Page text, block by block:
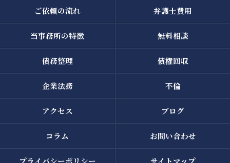
ご依頼の流れ 弁護士費用
当事務所の特徴 無料相談
債務整理 債権回収
企業法務 不倫
アクセス ブログ
コラム お問い合わせ
プライバシーポリシー サイトマップ